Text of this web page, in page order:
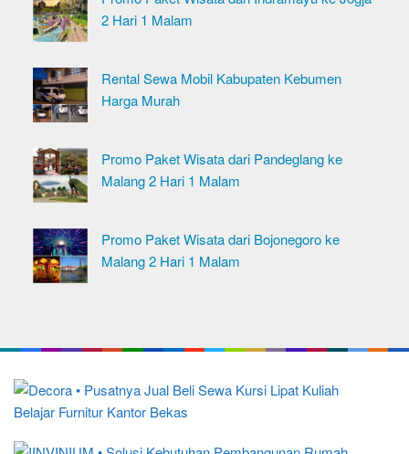
2 Hari 1 Malam
Rental Sewa Mobil Kabupaten Kebumen
Harga Murah
Promo Paket Wisata dari Pandeglang ke
Malang 2 Hari 1 Malam
Promo Paket Wisata dari Bojonegoro ke
Malang 2 Hari 1 Malam